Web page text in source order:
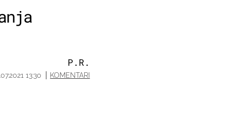
P.R.
13:30 KOMENTARI